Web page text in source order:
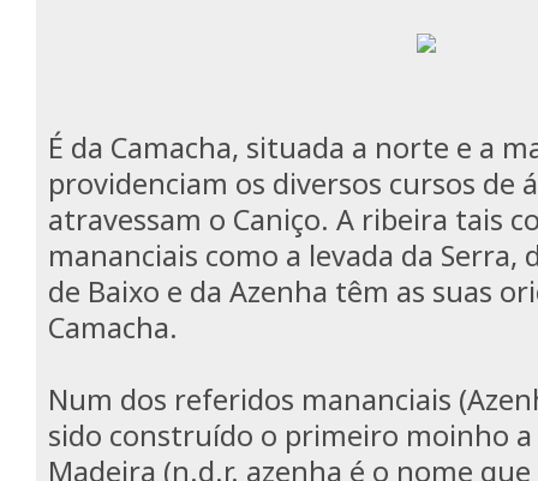
É da Camacha, situada a norte e a
providenciam os diversos cursos de
atravessam o Caniço. A ribeira tais
mananciais como a levada da Serra,
de Baixo e da Azenha têm as suas
Camacha.
Num dos referidos mananciais
sido construído o primeiro moinho
Madeira (n.d.r. azenha é o nome